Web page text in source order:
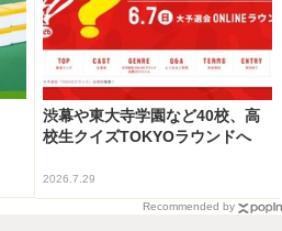
渋幕や東大寺学園など40校、高
校生クイズTOKYOラウンドへ
2026.7.29
Recommended by